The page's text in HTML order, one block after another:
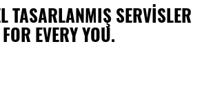
TASARLANMIŞ SERVİSLER
FOR EVERY YOU.